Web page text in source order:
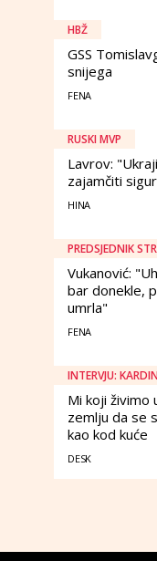
HBŽ
GSS
snijega
FENA
RUSKI MVP
Lavrov:
zajamčiti
HINA
PREDSJEDNIK
Vukanović:
bar donekle,
umrla"
FENA
INTERVJU:
Mi koji
zemlju da se
kao kod kuće
DESK